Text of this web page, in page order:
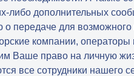
либо дополнительных
о передаче для
компании,
Ваше право на личную
все сотрудники нашего